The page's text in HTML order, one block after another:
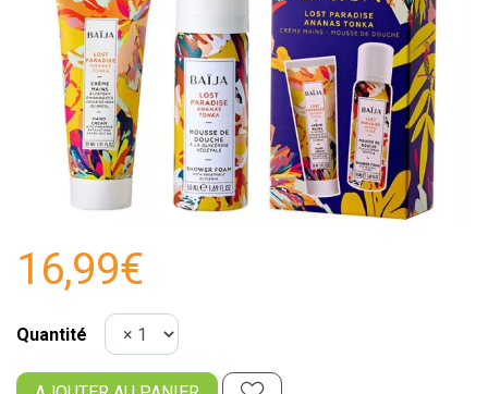
16,99€
Quantité